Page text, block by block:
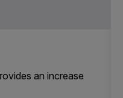
an increase